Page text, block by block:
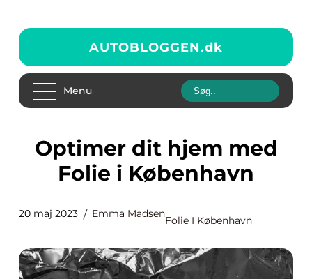
AUTOBLOGGEN.dk
Menu
Optimer dit hjem med
Folie i København
20 maj 2023 Emma Madsen
Folie I København